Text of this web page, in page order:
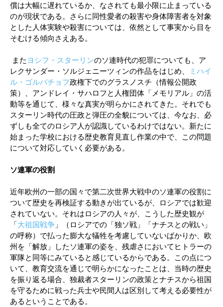
償は大幅に遅れているか、なされても最小限に止まっている
のが現状である。さらに同性愛者の殺害や身体障害者を対象
とした人体実験や殺害については、依然として事実から目を
そむける傾向さえある。
また ヨシフ・スターリンのソ連時代の犯罪についても、ア
レクサンダー・ソルジェニーツィンの作品をはじめ、
ミハイ
ル・ゴルバチョフ政権下でのグラスノスチ（情報公開政
策）、アンドレイ・サハロフと人権団体「メモリアル」の活
動等を通じて、様々な真実が明らかにされてきた。それでも
スターリン時代の圧政と弾圧の全貌については、今なお、必
ずしも全てのロシア人が認識しているわけではない。新たに
始まった学校における歴史教育見直し作業の中で、この問題
について対応していく必要がある。
ソ連軍の役割
近年欧州の一部の国々で第二次世界大戦中のソ連軍の役割に
ついて歴史を再検証する動きが出ているが、ロシアでは歓迎
されていない。それはロシアの人々が、こうした歴史観が
「大祖国戦争 」（ロシアでの「独ソ戦」「ナチスとの戦い」
の呼称）で払った膨大な犠牲を考慮していないばかりか、欧
州を「解放」したソ連軍の姿を、残虐さにおいてヒトラーの
軍隊と同等にみていると感じているからである。この点につ
いて、教育交流を通じで明らかになったことは、当時の歴史
を振り返る場合、独裁者スターリンの政策とナチスから祖国
を守るために戦った兵士や民間人は区別して考える必要性が
あるということである。